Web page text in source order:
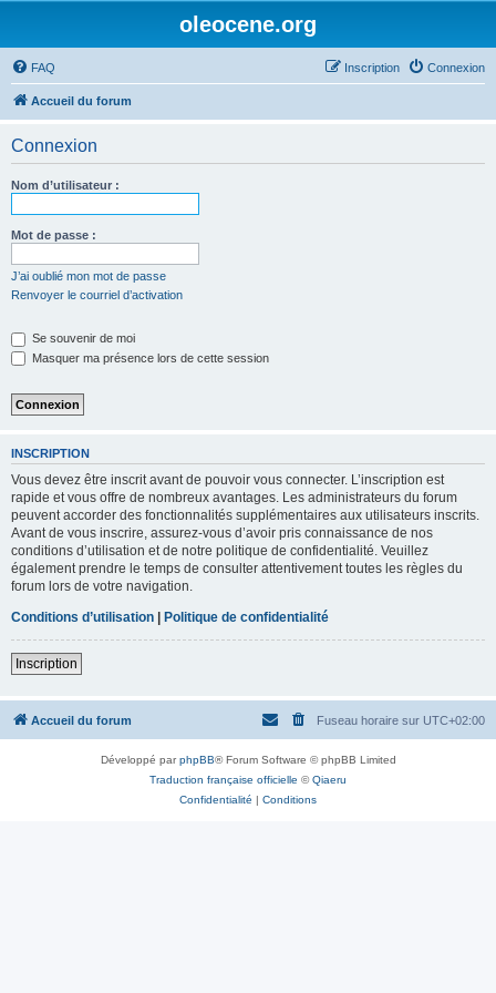
oleocene.org
FAQ Connexion
Inscription
Accueil du forum
Connexion
Nom d’utilisateur :
Mot de passe :
J’ai oublié mon mot de passe
Renvoyer le courriel d’activation
Se souvenir de moi
Masquer ma présence lors de cette session
INSCRIPTION
Vous devez être inscrit avant de pouvoir vous connecter. L’inscription est
rapide et vous offre de nombreux avantages. Les administrateurs du forum
peuvent accorder des fonctionnalités supplémentaires aux utilisateurs inscrits.
Avant de vous inscrire, assurez-vous d’avoir pris connaissance de nos
conditions d’utilisation et de notre politique de confidentialité. Veuillez
également prendre le temps de consulter attentivement toutes les règles du
forum lors de votre navigation.
Conditions d’utilisation | Politique de confidentialité
Inscription
Accueil du forum Fuseau horaire sur UTC+02:00
Développé parphpBB® Forum Software © phpBB Limited
Traduction française officielle ©Qiaeru
Confidentialité | Conditions